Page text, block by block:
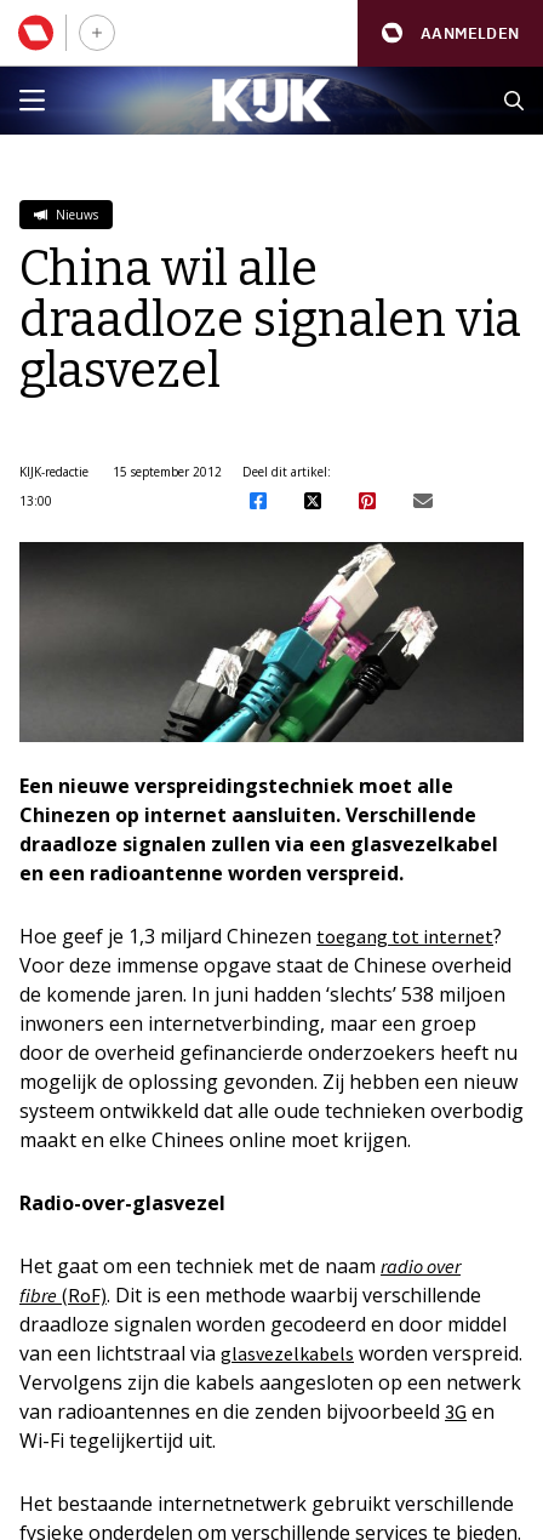
AANMELDEN
Nieuws
China wil alle
draadloze signalen via
glasvezel
KIJK-redactie
15 september 2012
13:00
Deel dit artikel:
Een nieuwe verspreidingstechniek moet alle
Chinezen op internet aansluiten. Verschillende
draadloze signalen zullen via een glasvezelkabel
en een radioantenne worden verspreid.
Hoe geef je 1,3 miljard Chinezen toegang tot internet?
Voor deze immense opgave staat de Chinese overheid
de komende jaren. In juni hadden ‘slechts’ 538 miljoen
inwoners een internetverbinding, maar een groep
door de overheid gefinancierde onderzoekers heeft nu
mogelijk de oplossing gevonden. Zij hebben een nieuw
systeem ontwikkeld dat alle oude technieken overbodig
maakt en elke Chinees online moet krijgen.
Radio-over-glasvezel
Het gaat om een techniek met de naam radio over
fibre (RoF). Dit is een methode waarbij verschillende
draadloze signalen worden gecodeerd en door middel
van een lichtstraal via glasvezelkabels worden verspreid.
Vervolgens zijn die kabels aangesloten op een netwerk
van radioantennes en die zenden bijvoorbeeld 3G en
Wi-Fi tegelijkertijd uit.
Het bestaande internetnetwerk gebruikt verschillende
fysieke onderdelen om verschillende services te bieden.